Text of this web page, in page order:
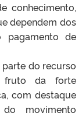
conhecimento,
dependem dos
de
do recurso
fruto da forte
com destaque
movimento